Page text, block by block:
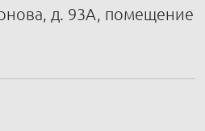
д. 93А, помещение